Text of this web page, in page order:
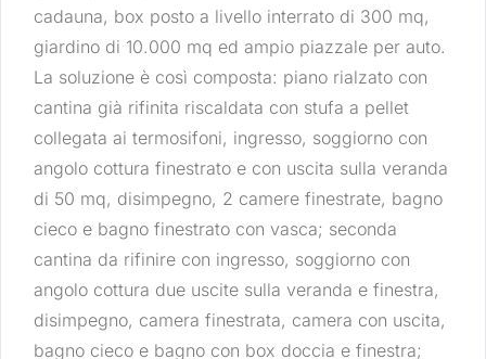
cadauna, box posto a livello interrato di 300 mq,
giardino di 10.000 mq ed ampio piazzale per auto.
La soluzione è così composta: piano rialzato con
cantina già rifinita riscaldata con stufa a pellet
collegata ai termosifoni, ingresso, soggiorno con
angolo cottura finestrato e con uscita sulla veranda
di 50 mq, disimpegno, 2 camere finestrate, bagno
cieco e bagno finestrato con vasca; seconda
cantina da rifinire con ingresso, soggiorno con
angolo cottura due uscite sulla veranda e finestra,
disimpegno, camera finestrata, camera con uscita,
bagno cieco e bagno con box doccia e finestra;